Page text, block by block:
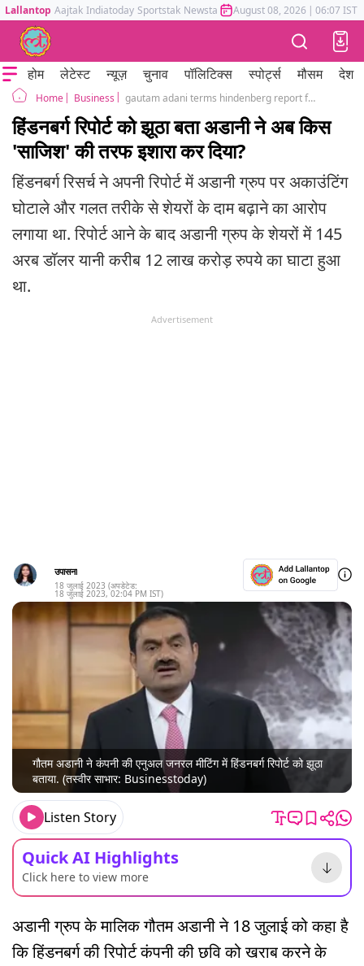
Lallantop Aajtak Indiatoday Sportstak Newstak Mumbai Tak Astrotak
August 08, 2026 | 06:07 IST
होम लेटेस्ट न्यूज़ चुनाव पॉलिटिक्स स्पोर्ट्स मौसम देश
Home Business gautam adani terms hindenberg report fake said Indian Market Target
हिंडनबर्ग रिपोर्ट को झूठा बता अडानी ने अब किस
'साजिश' की तरफ इशारा कर दिया?
हिंडनबर्ग रिसर्च ने अपनी रिपोर्ट में अडानी ग्रुप पर अकाउंटिंग
घोटाले और गलत तरीके से शेयरों के दाम बढ़ाने का आरोप
लगाया था. रिपोर्ट आने के बाद अडानी ग्रुप के शेयरों में 145
अरब डॉलर यानी करीब 12 लाख करोड़ रुपये का घाटा हुआ
था.
Advertisement
उपासना
18 जुलाई 2023 (अपडेटेड:
18 जुलाई 2023, 02:04 PM IST)
गौतम अडानी ने कंपनी की एनुअल जनरल मीटिंग में हिंडनबर्ग रिपोर्ट को झूठा
बताया. (तस्वीर साभार: Businesstoday)
Listen Story
Quick AI Highlights
Click here to view more
अडानी ग्रुप के मालिक गौतम अडानी ने 18 जुलाई को कहा है
कि हिंडनबर्ग की रिपोर्ट कंपनी की छवि को खराब करने के